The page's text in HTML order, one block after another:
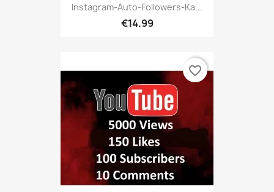
Instagram-Auto-Followers-Ka...
€14.99
favorite_border